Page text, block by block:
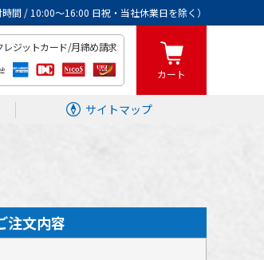
間 / 10:00～16:00 日祝・当社休業日を除く）
レジットカード/月締め請求
カート
サイトマップ
注文内容